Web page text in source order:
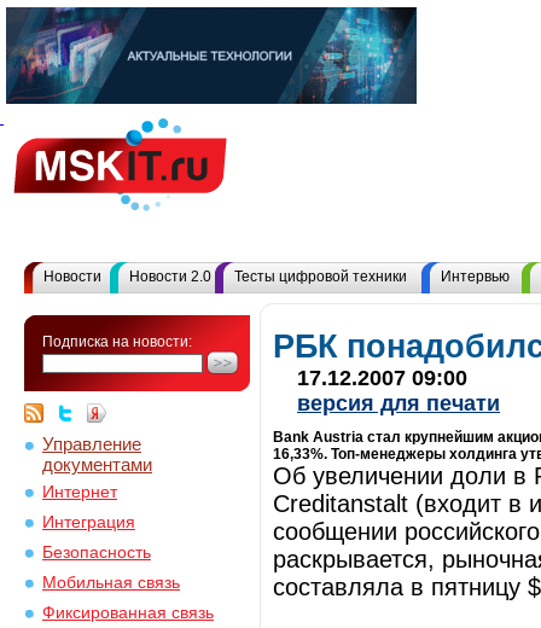
Новости Новости 2.0 Тесты цифровой техники Интервью
Подписка на новости:
Управление
документами
Интернет
Интеграция
Безопасность
Мобильная связь
Фиксированная связь
РБК
17.12.2007 09:00
версия для печати
Bank Austria стал крупнейшим
16,33%. Топ-менеджеры холдинга
Об увеличении доли в
Creditanstalt (входит в
сообщении
раскрывается,
составляла в пятницу